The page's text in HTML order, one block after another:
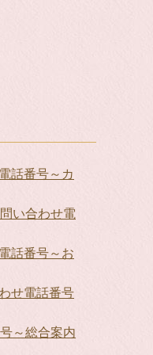
話番号～カ
い合わせ電
話番号～お
せ電話番号
～総合案内